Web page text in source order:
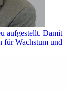
aufgestellt. Damit
für Wachstum und